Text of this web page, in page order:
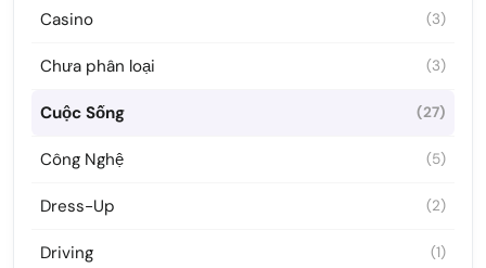
Casino (3)
Chưa phân loại (3)
Cuộc Sống (27)
Công Nghệ (5)
Dress-Up (2)
Driving (1)